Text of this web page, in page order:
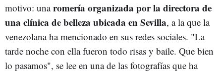
motivo: unaromería organizada por la directora de
una clínica de belleza ubicada en Sevilla, a la que la
venezolana ha mencionado en sus redes sociales. "La
tarde noche con ella fueron todo risas y baile. Que bien
lo pasamos", se lee en una de las fotografías que ha